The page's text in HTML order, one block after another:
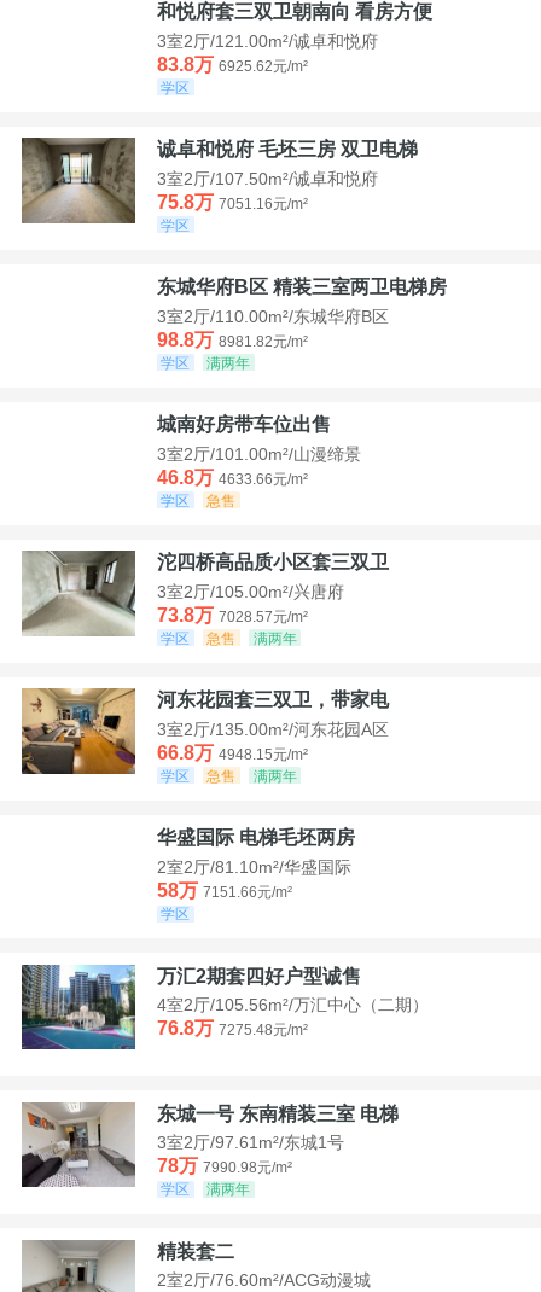
和悦府套三双卫朝南向 看房方便
3室2厅/121.00m²/诚卓和悦府
83.8万 6925.62元/m²
学区
诚卓和悦府 毛坯三房 双卫电梯
3室2厅/107.50m²/诚卓和悦府
75.8万 7051.16元/m²
学区
东城华府B区 精装三室两卫电梯房
3室2厅/110.00m²/东城华府B区
98.8万 8981.82元/m²
学区
满两年
城南好房带车位出售
3室2厅/101.00m²/山漫缔景
46.8万 4633.66元/m²
学区
急售
沱四桥高品质小区套三双卫
3室2厅/105.00m²/兴唐府
73.8万 7028.57元/m²
学区
急售 满两年
河东花园套三双卫，带家电
3室2厅/135.00m²/河东花园A区
66.8万 4948.15元/m²
学区
急售 满两年
华盛国际 电梯毛坯两房
2室2厅/81.10m²/华盛国际
58万 7151.66元/m²
学区
万汇2期套四好户型诚售
4室2厅/105.56m²/万汇中心（二期）
76.8万 7275.48元/m²
东城一号 东南精装三室 电梯
3室2厅/97.61m²/东城1号
78万 7990.98元/m²
学区
满两年
精装套二
2室2厅/76.60m²/ACG动漫城